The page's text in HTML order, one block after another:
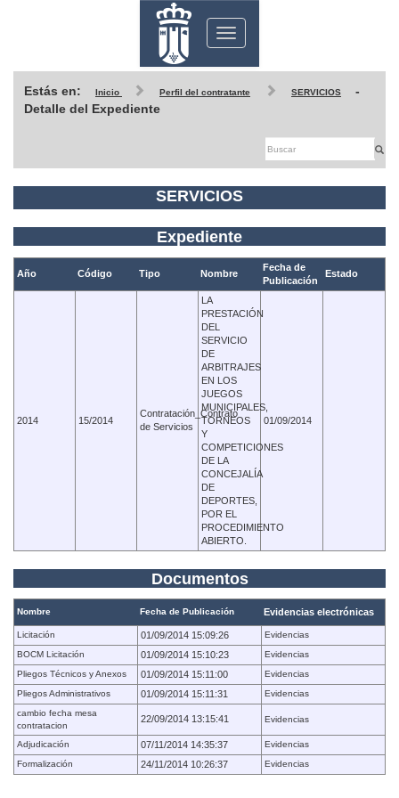
Toggle
navigation
Estás en: Inicio Perfil del contratante SERVICIOS
-
Detalle del Expediente
SERVICIOS
Expediente
Año Código Tipo Nombre
Fecha de
Publicación
Estado
2014 15/2014
Contratación_Contrato
de Servicios
LA
PRESTACIÓN
DEL
SERVICIO
DE
ARBITRAJES
EN LOS
JUEGOS
MUNICIPALES,
TORNEOS
Y
COMPETICIONES
DE LA
CONCEJALÍA
DE
DEPORTES,
POR EL
PROCEDIMIENTO
ABIERTO.
01/09/2014
Documentos
Nombre Fecha de Publicación Evidencias electrónicas
Licitación 01/09/2014 15:09:26
Evidencias
BOCM Licitación
01/09/2014 15:10:23
Evidencias
Pliegos Técnicos y Anexos
01/09/2014 15:11:00
Evidencias
Pliegos Administrativos
01/09/2014 15:11:31
Evidencias
cambio fecha mesa
contratacion
22/09/2014 13:15:41 Evidencias
Adjudicación 07/11/2014 14:35:37
Evidencias
Formalización
24/11/2014 10:26:37 Evidencias